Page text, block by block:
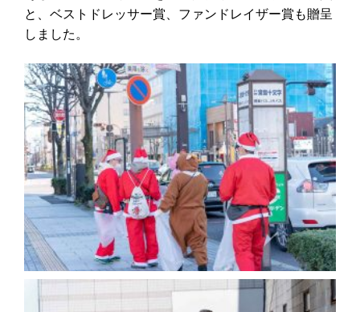
と、ベストドレッサー賞、ファンドレイザー賞も贈呈
しました。